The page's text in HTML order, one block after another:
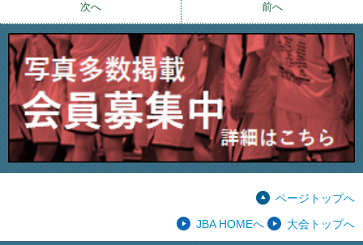
次へ 前へ
ページトップへ
JBA HOMEへ
大会トップへ